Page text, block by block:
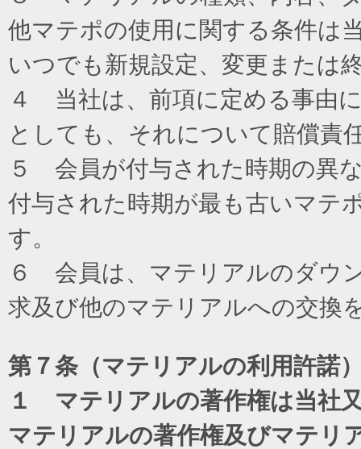
他マテポの使用に関する条件は
いつでも新規設定、変更または
４ 当社は、前項に定める事由
としても、それについて賠償責
５ 会員が付与された時期の異
付与された時期が最も古いマテ
す。
６ 会員は、マテリアルのダウ
求及び他のマテリアルへの交換
第７条（マテリアルの利用許諾
１ マテリアルの著作権は当社
マテリアルの著作権及びマテリ